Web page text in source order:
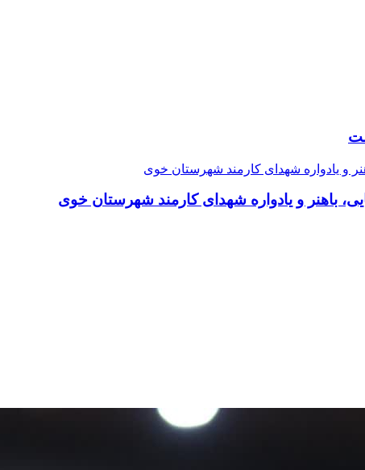
باهنر و یادواره شهدای کارمند شهرستان خوی